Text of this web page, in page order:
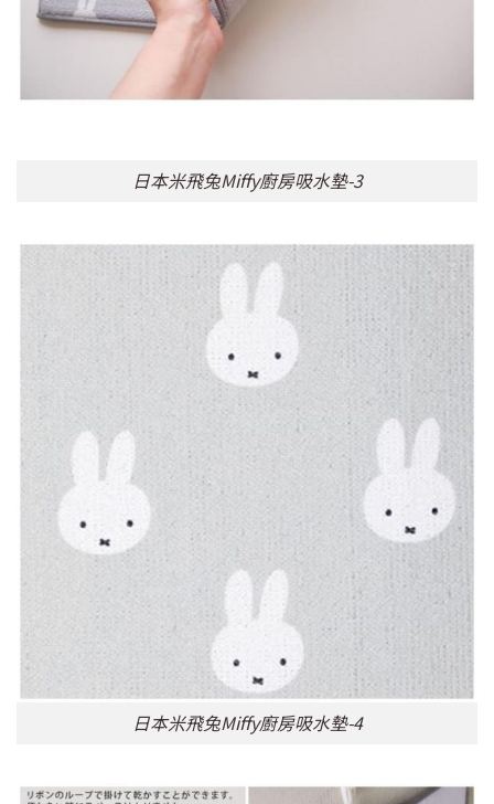
日本米飛兔Miffy廚房吸水墊-3
日本米飛兔Miffy廚房吸水墊-4